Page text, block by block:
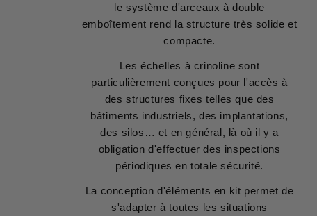
le système d'arceaux à double
emboîtement rend la structure très solide et
compacte.
Les échelles à crinoline sont
particulièrement conçues pour l'accès à
des structures fixes telles que des
bâtiments industriels, des implantations,
des silos… et en général, là où il y a
obligation d'effectuer des inspections
périodiques en totale sécurité.
La conception d'éléments en kit permet de
s'adapter à toutes les situations